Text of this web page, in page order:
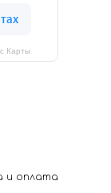
Карты
и оплата